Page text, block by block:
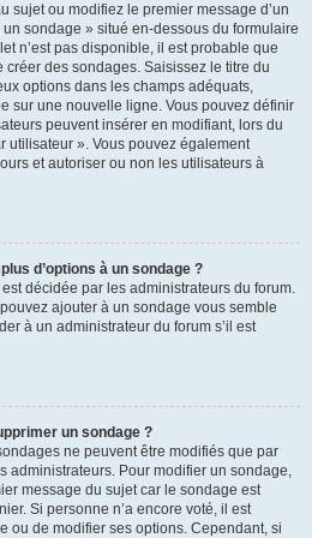
sujet ou modifiez le premier message d’un
sondage » situé en-dessous du formulaire
n’est pas disponible, il est probable que
créer des sondages. Saisissez le titre du
options dans les champs adéquats,
sur une nouvelle ligne. Vous pouvez définir
peuvent insérer en modifiant, lors du
utilisateur ». Vous pouvez également
et autoriser ou non les utilisateurs à
d’options à un sondage ?
est décidée par les administrateurs du forum.
ajouter à un sondage vous semble
à un administrateur du forum s’il est
un sondage ?
ne peuvent être modifiés que par
administrateurs. Pour modifier un sondage,
message du sujet car le sondage est
Si personne n’a encore voté, il est
ou de modifier ses options. Cependant, si